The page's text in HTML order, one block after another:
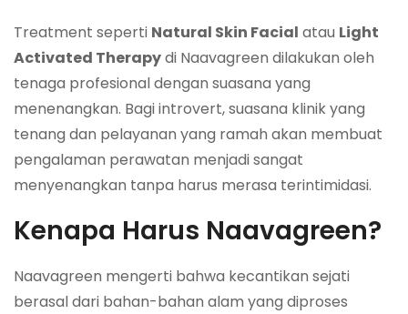
Treatment seperti Natural Skin Facial atau Light
Activated Therapydi Naavagreen dilakukan oleh
tenaga profesional dengan suasana yang
menenangkan. Bagi introvert, suasana klinik yang
tenang dan pelayanan yang ramah akan membuat
pengalaman perawatan menjadi sangat
menyenangkan tanpa harus merasa terintimidasi.
Kenapa Harus Naavagreen?
Naavagreen mengerti bahwa kecantikan sejati
berasal dari bahan-bahan alam yang diproses